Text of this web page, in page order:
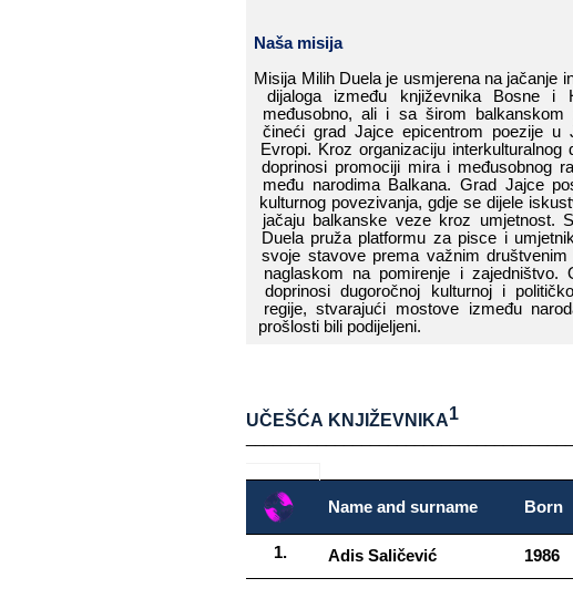
Naša​​ misija
Misija​​ Milih​​ Duela​​ je​​ usmjerena​​ na​​ jačanje​​
dijaloga​​ između​​ književnika​​ Bosne​​ i​​
međusobno,​​ ali ​​ i sa​​ širom​​ balkanskom​​
čineći​​ grad​​ Jajce​​ epicentrom​​ poezije​​ u​​
Evropi.​​ Kroz​​ organizaciju​​ interkulturalnog​​
doprinosi​​ promociji​​ mira​​ i​​ međusobnog​​
među​​ narodima​​ Balkana.​​ Grad​​ Jajce​​
kulturnog​​ povezivanja,​​ gdje​​ se​​ dijele​​
jačaju​​ balkanske​​ veze​​ kroz​​ umjetnost.​​
Duela​​ pruža​​ platformu​​ za​​ pisce​​ i​​
svoje​​ stavove​​ prema​​ važnim​​ društvenim​​
naglaskom​​ na​​ pomirenje​​ i​​ zajedništvo.​​
doprinosi​​ dugoročnoj​​ kulturnoj​​ i​​
regije,​​ stvarajući​​ mostove​​ između​​
prošlosti​​ bili​​ podijeljeni.
UČEŠĆA​​ KNJIŽEVNIKA1
Name​​ and​​ surname Born
Adis​​ Saličević 1986